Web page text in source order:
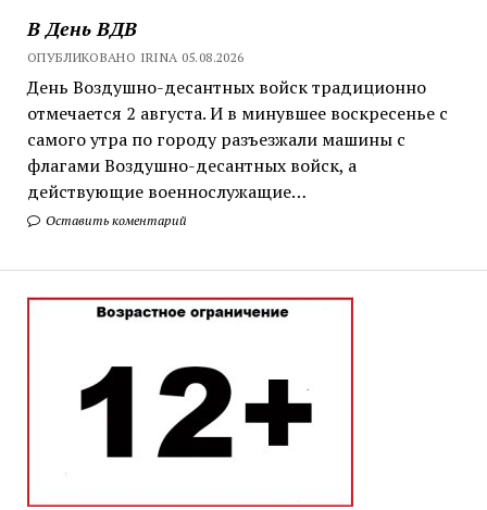
В День ВДВ
ОПУБЛИКОВАНО IRINA 05.08.2026
День Воздушно-десантных войск традиционно
отмечается 2 августа. И в минувшее воскресенье с
самого утра по городу разъезжали машины с
флагами Воздушно-десантных войск, а
действующие военнослужащие…
Оставить коментарий